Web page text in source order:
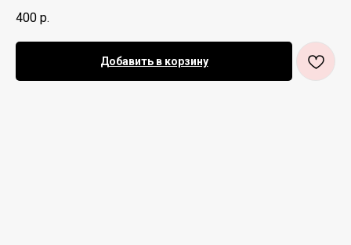
400 р.
Добавить в корзину